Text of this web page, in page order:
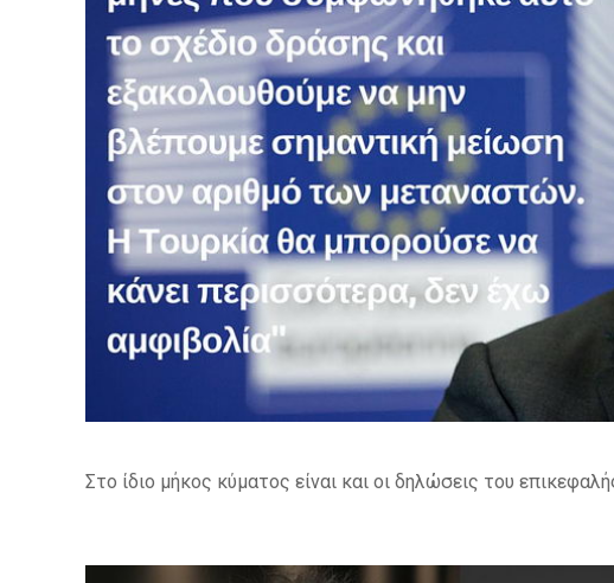
Στο ίδιο μήκος κύματος είναι και οι δηλώσεις του